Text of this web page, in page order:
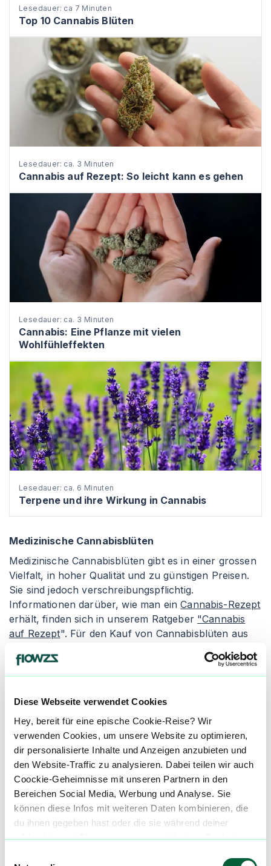
Diese Webseite verwendet Cookies
Hey, bereit für eine epische Cookie-Reise? Wir
verwenden Cookies, um unsere Website zu optimieren,
dir personalisierte Inhalte und Anzeigen anzubieten und
den Website-Traffic zu analysieren. Dabei teilen wir auch
Coockie-Geheimnisse mit unseren Partnern in den
Bereichen Social Media, Werbung und Analyse. Sie
können diese Infos mit weiteren Daten kombinieren, die
du ihnen gegeben hast oder die sie während deiner
wilden Internet-Abenteuer gesammelt haben. Begleite
Lesedauer: ca 7 Minuten
Top 10 Cannabis Blüten
Lesedauer: ca. 3 Minuten
Cannabis auf Rezept: So leicht kann es gehen
Lesedauer: ca. 3 Minuten
Cannabis: Eine Pflanze mit vielen
Wohlfühleffekten
Lesedauer: ca. 6 Minuten
Terpene und ihre Wirkung in Cannabis
Medizinische Cannabisblüten
Medizinische Cannabisblüten gibt es in einer grossen
Vielfalt, in hoher Qualität und zu günstigen Preisen.
Sie sind jedoch verschreibungspflichtig.
Informationen darüber, wie man einCannabis-Rezept
erhält, finden sich in unserem Ratgeber "Cannabis
auf Rezept". Für den Kauf von Cannabisblüten aus
Cannabis legal kaufen
" zu lesen. Apotheken geben
die Cannabisblüten entweder als Granulat oder als
Einnahmeform ist.
Granulierte Cannabisblüten wird in der Apotheke
zerkleinert und verpackt. Die Konsumenten erhalten
einen Dosierlöffel zur genauen Abmessung des
medizinischen Cannabis, um ungleichmäßige und
inkorrekte Dosierungen zu vermeiden. Der Nachteil
von granuliertem Cannabis ist seine schnellere
Oxidation, wodurch es schneller austrocknen und an
Qualität verlieren kann. Alternativ gibt es die Abgabe